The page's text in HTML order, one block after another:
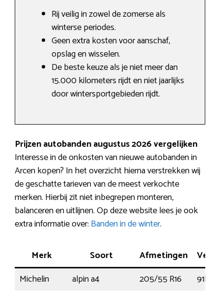
Rij veilig in zowel de zomerse als
winterse periodes.
Geen extra kosten voor aanschaf,
opslag en wisselen.
De beste keuze als je niet meer dan
15.000 kilometers rijdt en niet jaarlijks
door wintersportgebieden rijdt.
Prijzen autobanden augustus 2026 vergelijken
Interesse in de onkosten van nieuwe autobanden in
Arcen kopen? In het overzicht hierna verstrekken wij
de geschatte tarieven van de meest verkochte
merken. Hierbij zit niet inbegrepen monteren,
balanceren en uitlijnen. Op deze website lees je ook
extra informatie over: Banden in de winter.
Merk Soort Afmetingen
Michelin
alpin a4 205/55 R16
91H